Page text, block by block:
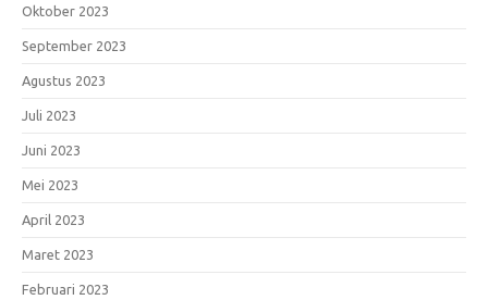
Oktober 2023
September 2023
Agustus 2023
Juli 2023
Juni 2023
Mei 2023
April 2023
Maret 2023
Februari 2023